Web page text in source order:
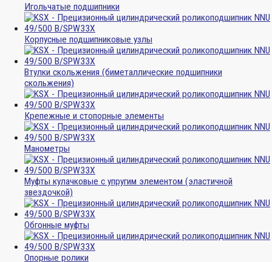
Игольчатые подшипники
Корпусные подшипниковые узлы
Втулки скольжения (биметаллические подшипники
скольжения)
Крепежные и стопорные элементы
Манометры
Муфты кулачковые с упругим элементом (эластичной
звездочкой)
Обгонные муфты
Опорные ролики